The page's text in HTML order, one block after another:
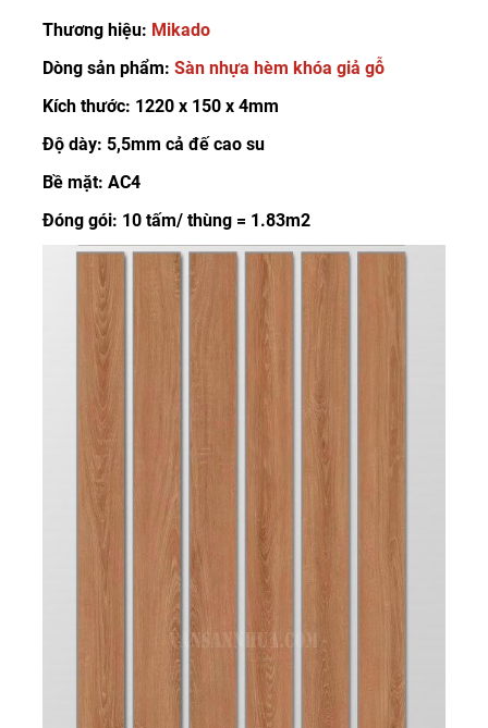
Thương hiệu: Mikado
Dòng sản phẩm: Sàn nhựa hèm khóa giả gỗ
Kích thước: 1220 x 150 x 4mm
Độ dày: 5,5mm cả đế cao su
Bề mặt: AC4
Đóng gói: 10 tấm/ thùng = 1.83m2